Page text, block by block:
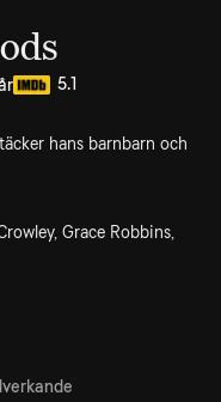
5.1
hans barnbarn och
Grace Robbins,